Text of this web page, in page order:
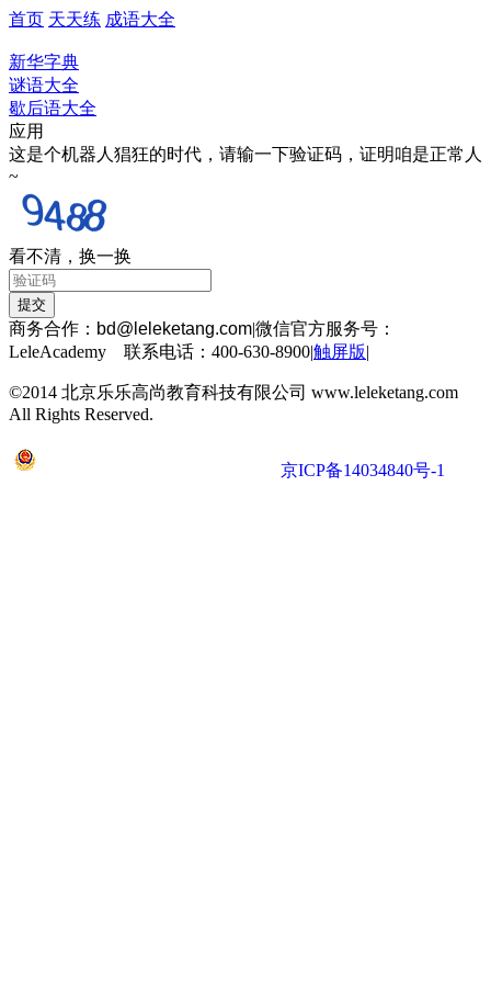
首页 天天练 成语大全
新华字典
谜语大全
歇后语大全
应用
这是个机器人猖狂的时代，请输一下验证码，证明咱是正常人
~
看不清，换一换
商务合作： bd@leleketang.com|微信官方服务号：
LeleAcademy 联系电话：400-630-8900|触屏版|
©2014 北京乐乐高尚教育科技有限公司 www.leleketang.com
All Rights Reserved.
京ICP备14034840号-1